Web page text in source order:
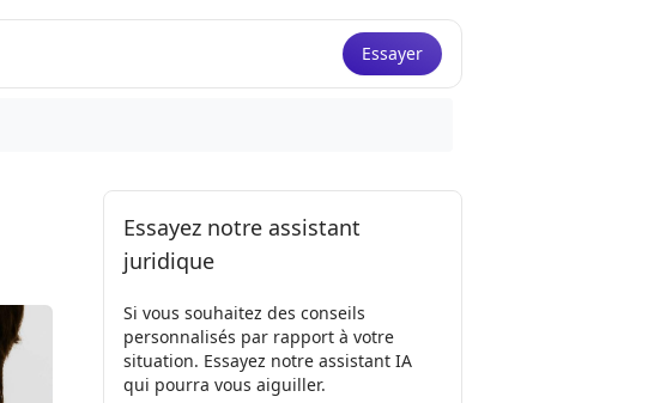
Essayer
Essayez notre assistant
juridique
Si vous souhaitez des conseils
personnalisés par rapport à votre
situation. Essayez notre assistant IA
qui pourra vous aiguiller.